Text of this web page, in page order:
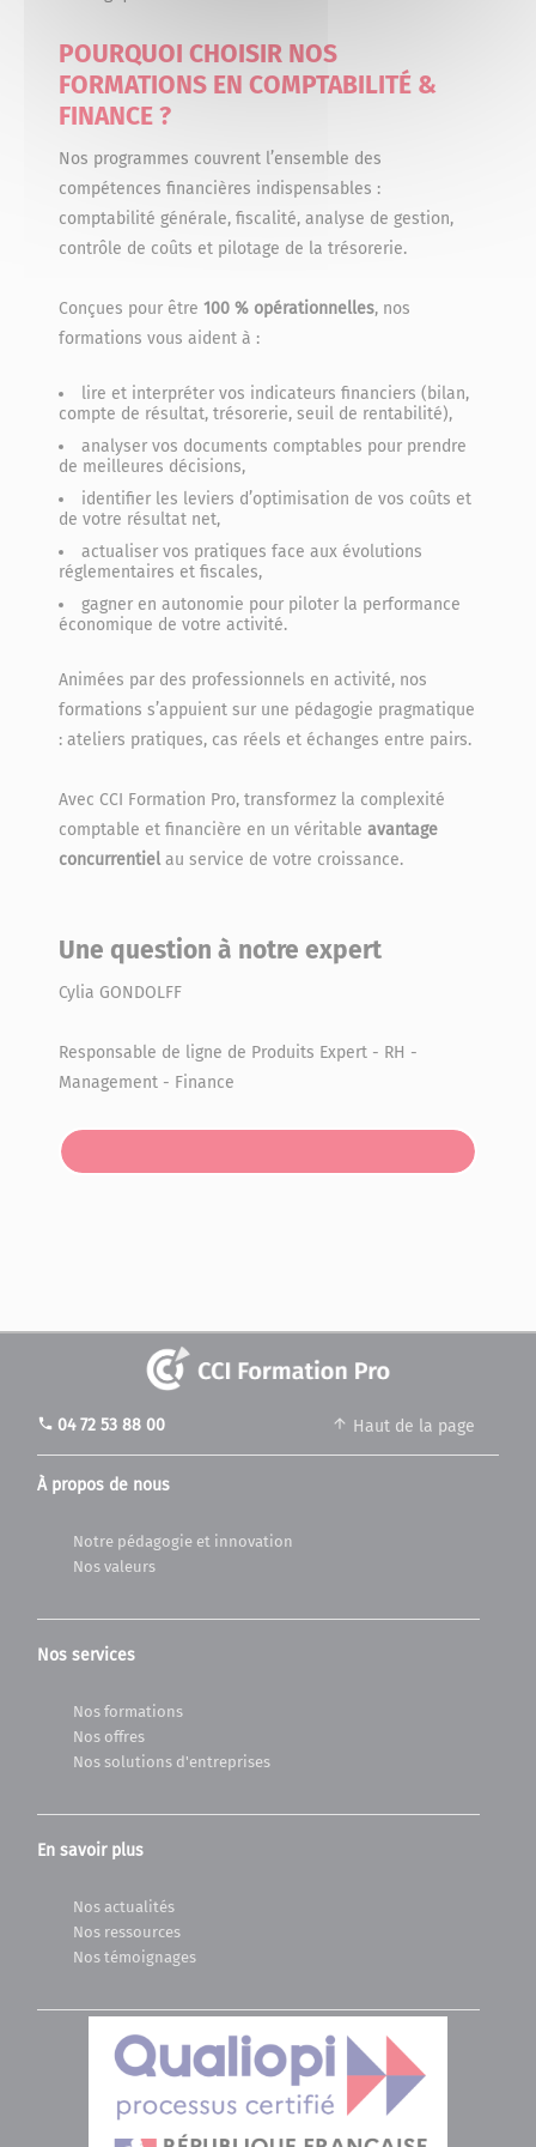
POURQUOI CHOISIR NOS
FORMATIONS EN COMPTABILITÉ &
FINANCE ?
Nos programmes couvrent l’ensemble des
compétences financières indispensables :
comptabilité générale, fiscalité, analyse de gestion,
contrôle de coûts et pilotage de la trésorerie.
Conçues pour être100 % opérationnelles, nos
formations vous aident à :
lire et interpréter vos indicateurs financiers (bilan,
compte de résultat, trésorerie, seuil de rentabilité),
analyser vos documents comptables pour prendre
de meilleures décisions,
identifier les leviers d’optimisation de vos coûts et
de votre résultat net,
actualiser vos pratiques face aux évolutions
réglementaires et fiscales,
gagner en autonomie pour piloter la performance
économique de votre activité.
Animées par des professionnels en activité, nos
formations s’appuient sur une pédagogie pragmatique
: ateliers pratiques, cas réels et échanges entre pairs.
Avec CCI Formation Pro, transformez la complexité
comptable et financière en un véritableavantage
concurrentielau service de votre croissance.
Une question à notre expert
Cylia GONDOLFF
Responsable de ligne de Produits Expert - RH -
Management - Finance
À propos de nous
Notre pédagogie et innovation
Nos valeurs
Nos services
Nos formations
Nos offres
Nos solutions d'entreprises
En savoir plus
Nos actualités
Nos ressources
Nos témoignages
Haut de la page
phone 04 72 53 88 00